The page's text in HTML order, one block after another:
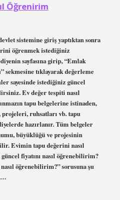
Öğrenirim
sistemine giriş yaptıktan sonra
öğrenmek istediğiniz
sayfasına girip, “Emlak
sekmesine tıklayarak değerleme
sayesinde istediğiniz güncel
Ev değer tespiti nasıl
tapu belgelerine istinaden,
projeleri, ruhsatları vb. tapu
hazırlanır. Tüm belgeler
büyüklüğü ve projesinin
Evimin tapu değerini nasıl
fiyatını nasıl öğrenebilirim?
öğrenebilirim?” sorusuna şu